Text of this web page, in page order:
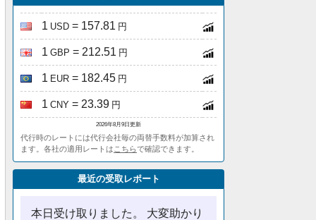
1 USD = 157.81 円
1 GBP = 212.51 円
1 EUR = 182.45 円
1 CNY = 23.39 円
2026年8月9日更新
代行時のレートには代行会社毎の両替手数料が加算され
ます。各社の適用レートは こちらで確認できます。
最近の受取レポート
本日受け取りました。 大変助かり